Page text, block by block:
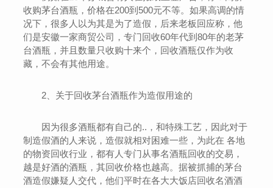
收购茅台酒瓶，价格在200到500元不等。如果高调的情
况下，很多人以为其是为了造假，后来老板回应称，他
们是安徽一家商贸公司，专门回收60年代到80年的老茅
台酒瓶，并且数量只收购十来个，回收酒瓶仅作为收
藏，不会有其他用途。
2、关于回收茅台酒瓶作为造假用途的
因为很多酒瓶都有自己的..，和特殊工艺，因此对于
制造假酒的人来说，造假就相对困难一些，为此在 各地
的物资回收行业，都有人专门从事名酒瓶回收的交易，
越是好酒的酒瓶，其回收价格也越高。据被抓捕的茅台
酒造假嫌疑人交代，他们平时在各大大饭店回收名酒酒